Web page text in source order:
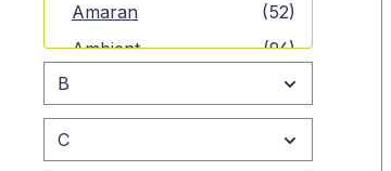
(52)
Amaran
(96)
Ambient
(42)
(10)
Angenieux
(50)
Anton Bauer
B
C